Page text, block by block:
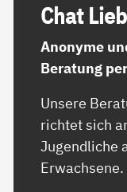
Chat
Anonyme
Beratung
Unsere
richtet sich
Jugendliche
Erwachsene.